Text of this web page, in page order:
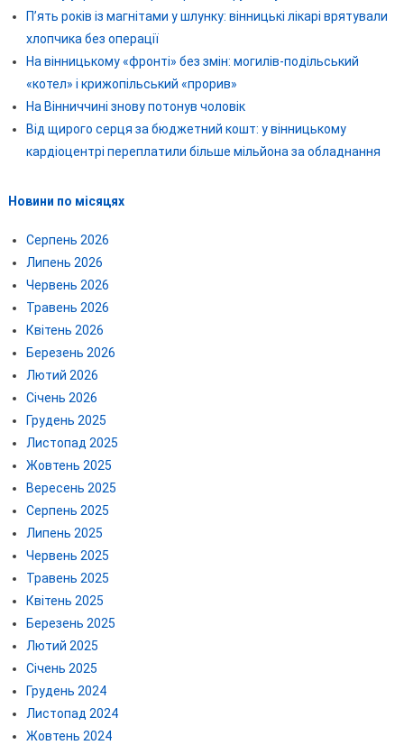
П’ять років із магнітами у шлунку: вінницькі лікарі врятували
хлопчика без операції
На вінницькому «фронті» без змін: могилів-подільський
«котел» і крижопільський «прорив»
На Вінниччині знову потонув чоловік
Від щирого серця за бюджетний кошт: у вінницькому
кардіоцентрі переплатили більше мільйона за обладнання
Новини по місяцях
Серпень 2026
Липень 2026
Червень 2026
Травень 2026
Квітень 2026
Березень 2026
Лютий 2026
Січень 2026
Грудень 2025
Листопад 2025
Жовтень 2025
Вересень 2025
Серпень 2025
Липень 2025
Червень 2025
Травень 2025
Квітень 2025
Березень 2025
Лютий 2025
Січень 2025
Грудень 2024
Листопад 2024
Жовтень 2024